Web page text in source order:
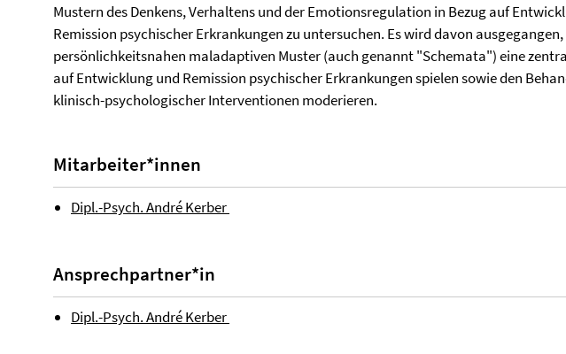
Mustern des Denkens, Verhaltens und der Emotionsregulation in Bezug auf
Remission psychischer Erkrankungen zu untersuchen. Es wird davon ausgegangen,
persönlichkeitsnahen maladaptiven Muster (auch genannt "Schemata") eine
auf Entwicklung und Remission psychischer Erkrankungen spielen sowie den
klinisch-psychologischer Interventionen moderieren.
Mitarbeiter*innen
Dipl.-Psych. André Kerber
Ansprechpartner*in
Dipl.-Psych. André Kerber